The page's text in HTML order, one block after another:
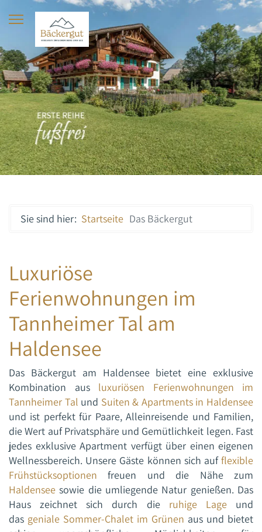
Sie sind hier: Startseite Das Bäckergut
Luxuriöse
Ferienwohnungen im
Tannheimer Tal am
Haldensee
Das Bäckergut am Haldensee bietet eine exklusive
Kombination aus luxuriösen Ferienwohnungen im
Tannheimer Tal und Suiten & Apartments in Haldensee
und ist perfekt für Paare, Alleinreisende und Familien,
die Wert auf Privatsphäre und Gemütlichkeit legen. Fast
jedes exklusive Apartment verfügt über einen eigenen
Wellnessbereich. Unsere Gäste können sich aufflexible
Frühstücksoptionen freuen und die Nähe zum
Haldensee sowie die umliegende Natur genießen. Das
Haus zeichnet sich durch die ruhige Lageund
das geniale Sommer-Chalet im Grünen aus und bietet